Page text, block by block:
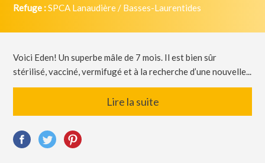
Refuge :SPCA Lanaudière / Basses-Laurentides
Voici Eden! Un superbe mâle de 7 mois. Il est bien sûr
stérilisé, vacciné, vermifugé et à la recherche d’une nouvelle...
Lire la suite